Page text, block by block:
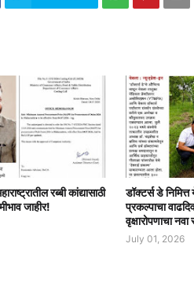
रब्बी कांद्यासाठी
जाहीर!
डॉक्टर्स डे
प्रकल्पाचा
वृक्षारोपणाचा
July 01, 2026